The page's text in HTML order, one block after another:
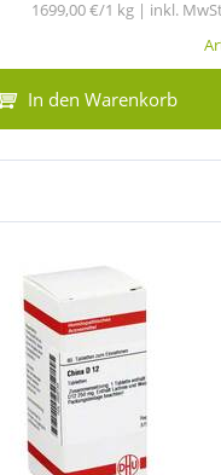
1699,00 €/1 kg | inkl.
In den Warenkorb